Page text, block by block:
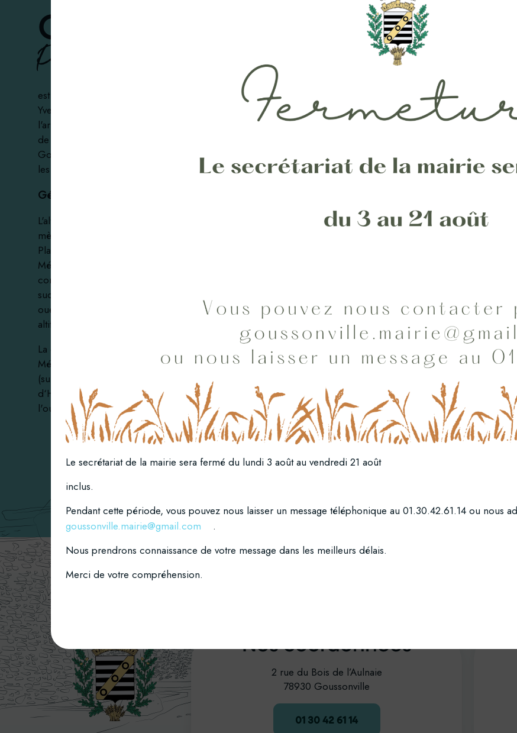
Goussonville
Petit village des Yvelines
est un petit village situé dans le département des
Yvelines en
l'arrondissement de
de Bonnières-sur-Seine. Les
Goussonville
Goussonvillois
les
Géographie
L'altitude moyenne de Goussonville est de 100
mètres environ. Sa superficie est de 4.66 km².
Placée sur la route départementale D130 qui relie
Mézières-sur-Seine à Orgerus au sud, la
commune de Goussonville est située à 10 km au
sud-est de Mantes-la-Jolie et environ 8 km au sud-
ouest d‘Epône, sur le plateau du Mantois à une
altitude de 100 m environ.
La commune est limitrophe de celles de
Mézières-sur-Seine au nord-est, d‘Epône à l'est
(sur 150 m), de Jumeauville au sud-est,
d‘Hargeville au sud et de Boinville-en-Mantois à
l'ouest.
Il était une
Le patrimoine de la commune
Nos coordonnées
2 rue du Bois de l’Aulnaie
78930 Goussonville
01 30 42 61 14
Le secrétariat de la mairie sera fermé du lundi 3 août au vendredi 21 août
inclus.
Pendant cette période, vous pouvez nous laisser un message téléphonique au 01.30.42.61.14 ou nous
goussonville.mairie@gmail.com
.
Nous prendrons connaissance de votre message dans les meilleurs délais.
Merci de votre compréhension.